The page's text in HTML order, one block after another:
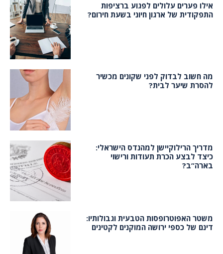
אילו פערים עלולים לפגוע ברציפות
התפקודית של ארגון חיוני בשעת חירום?
מה חשוב לבדוק לפני שקונים מכשיר
להסרת שיער לבית?
מדריך הרילוקיישן למהנדס הישראלי:
כיצד לבצע הכרת תעודות ורישוי
בארה”ב?
משטר האפוטרופסות הטבעית וגבולותיו:
דינם של כספי ירושה המוקנים לקטינים